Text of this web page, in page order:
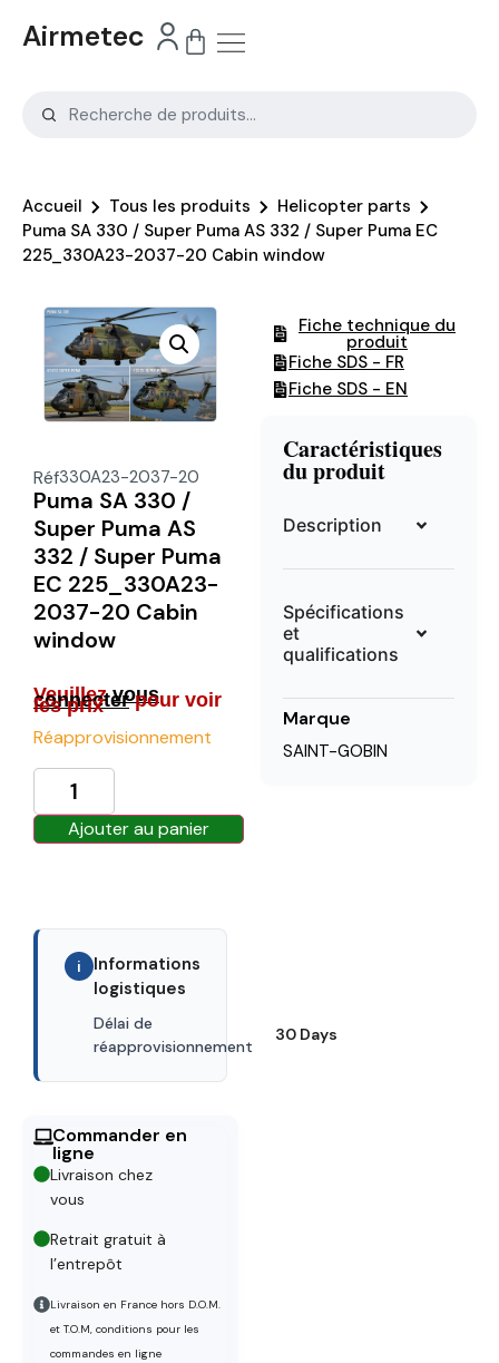
Airmetec
Accueil Tous les produits
Helicopter parts
Puma SA 330 / Super Puma AS 332 / Super Puma EC
225_330A23-2037-20 Cabin window
Réf330A23-2037-20
Puma SA 330 /
Super Puma AS
332 / Super Puma
EC 225_330A23-
2037-20 Cabin
window
Veuillezvous
connecterpour voir
les prix
Réapprovisionnement
Ajouter au panier
i
Informations
logistiques
Délai de
réapprovisionnement
30 Days
Commander en
ligne
Livraison chez
vous
Retrait gratuit à
l’entrepôt
Livraison en France hors D.O.M.
et T.O.M, conditions pour les
commandes en ligne
Fiche technique du
produit
Fiche SDS - FR
Fiche SDS - EN
Caractéristiques
du produit
Description
Spécifications
et
qualifications
Marque
SAINT-GOBIN